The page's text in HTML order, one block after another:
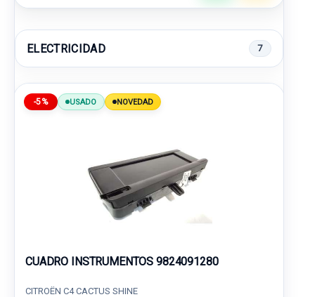
ELECTRICIDAD 7
-5% USADO NOVEDAD
CUADRO INSTRUMENTOS 9824091280
CITROËN C4 CACTUS SHINE